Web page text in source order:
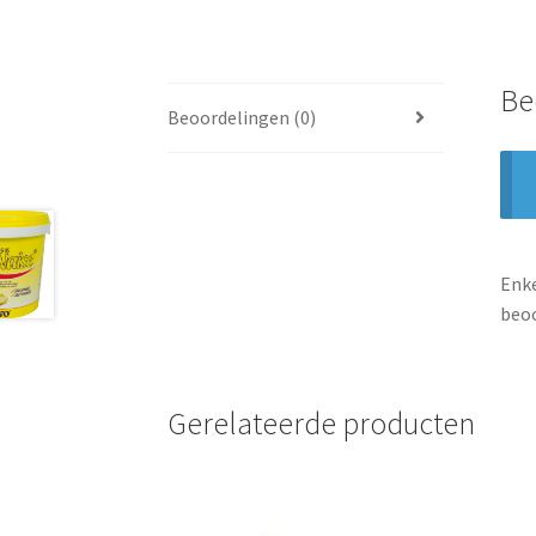
Beoordelingen (0)
Gerelateerde producten